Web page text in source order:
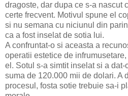
dragoste, dar dupa ce s-a nascut
certe frecvent. Motivul spune el
si nu semana cu niciunul din
ca a fost inselat de sotia lui.
A confruntat-o si aceasta a
operatii estetice de
el. Sotul s-a simtit inselat si a
suma de 120.000 mii de dolari. A
procesul, fosta sotie trebuie sa-i